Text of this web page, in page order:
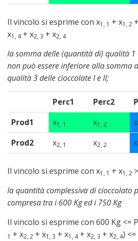
Il vincolo si esprime con x1, 1 + x1, 2
x1, 4 + x2, 3 + x2, 4
la somma delle (quantità di) qualità 1
non può essere inferiore alla somma
qualità 3 delle cioccolate I e II;
Perc1 Perc2
Prod1
x1, 1 x1, 2 x
Prod2 x2, 1 x2, 2 x
Il vincolo si esprime con x1, 1 + x1, 2
la quantità complessiva di cioccolato
compresa tra i 600 Kg ed i 750 Kg
Il vincolo si esprime con 600 Kg <=
1 + x2, 2 + x1, 3 + x1, 4 + x2, 3 + x2, 4)